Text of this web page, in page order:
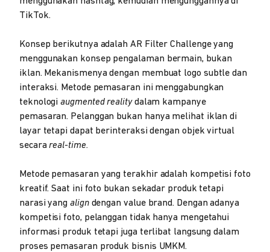
TikTok.
Konsep berikutnya adalah AR Filter Challenge yang
menggunakan konsep pengalaman bermain, bukan
iklan. Mekanismenya dengan membuat logo subtle dan
interaksi. Metode pemasaran ini menggabungkan
teknologiaugmented realitydalam kampanye
pemasaran. Pelanggan bukan hanya melihat iklan di
layar tetapi dapat berinteraksi dengan objek virtual
secarareal-time.
Metode pemasaran yang terakhir adalah kompetisi foto
kreatif. Saat ini foto bukan sekadar produk tetapi
narasi yangalign dengan value brand. Dengan adanya
kompetisi foto, pelanggan tidak hanya mengetahui
informasi produk tetapi juga terlibat langsung dalam
proses pemasaran produk bisnis UMKM.